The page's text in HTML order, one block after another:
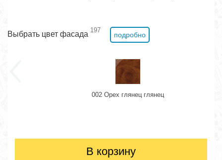
Выбрать цвет фасада 197
подробно
002 Орех глянец глянец
В корзину